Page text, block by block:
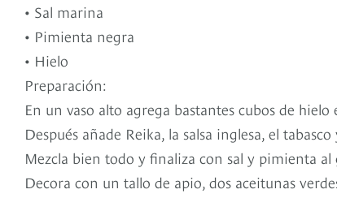
• Sal marina
• Pimienta negra
• Hielo
Preparación:
En un vaso alto agrega bastantes cubos de hielo
Después añade Reika, la salsa inglesa, el
Mezcla bien todo y finaliza con sal y pimienta al
Decora con un tallo de apio, dos aceitunas